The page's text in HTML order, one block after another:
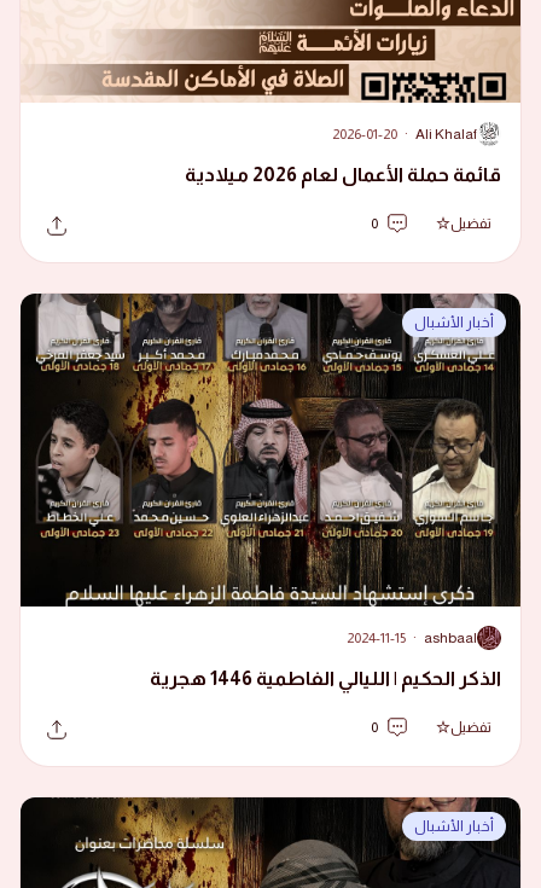
A
Ali Khalaf
·
2026-01-20
قائمة حملة الأعمال لعام 2026 ميلادية
تفضيل 0
أخبار الأشبال
A
ashbaal
·
2024-11-15
الذكر الحكيم | الليالي الفاطمية 1446 هجرية
تفضيل 0
أخبار الأشبال